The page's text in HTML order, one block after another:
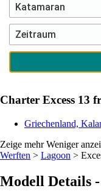
Charter Excess 13
Griechenland,
Zeige mehr Weniger
Werften > Lagoon >
Modell Details -